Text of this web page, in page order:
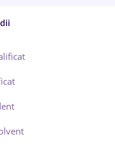
- dezvoltare
/ Biochimie
/ Design vestimentar
/ Instalații
calității